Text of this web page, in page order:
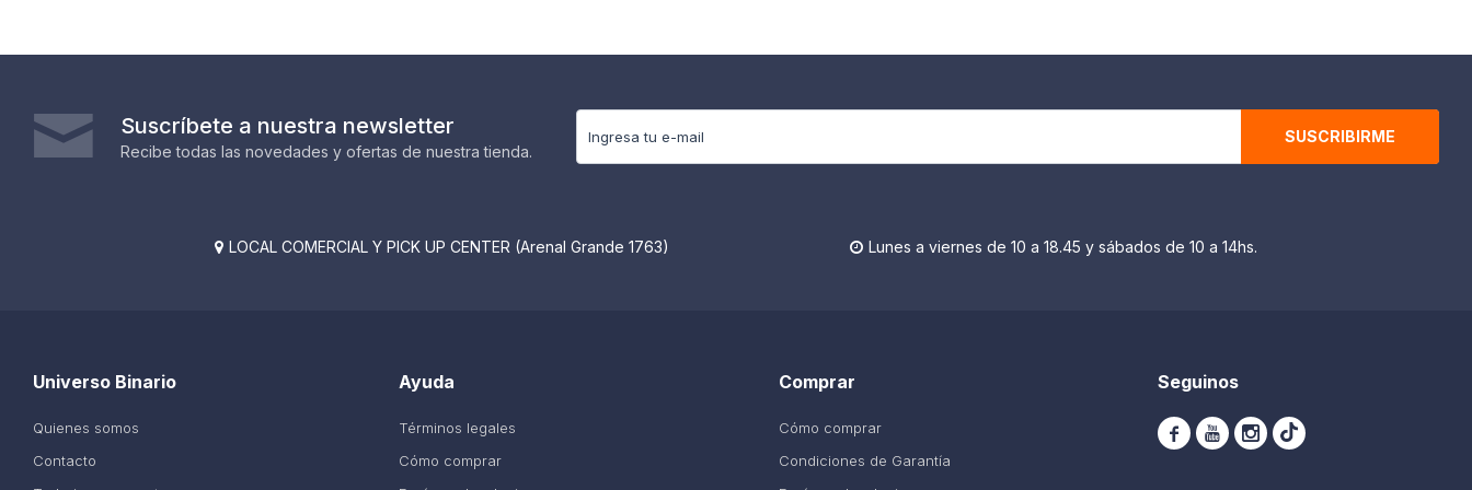
Suscríbete a nuestra newsletter
Recibe todas las novedades y ofertas de nuestra tienda.
SUSCRIBIRME
 LOCAL COMERCIAL Y PICK UP CENTER (Arenal Grande 1763)  Lunes a viernes de 10 a 18.45 y sábados de 10 a 14hs.
Ayuda
Términos legales
Cómo comprar
Universo Binario
Quienes somos
Contacto
Comprar
Cómo comprar
Condiciones de Garantía
Seguinos
  